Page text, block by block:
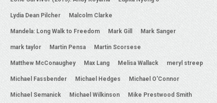
Lydia Dean Pilcher Malcolm Clarke
Mandela: Long Walk to Freedom Mark Gill Mark Sanger
mark taylor Martin Pensa Martin Scorsese
Matthew McConaughey Max Lang Melisa Wallack meryl streep
Michael Fassbender Michael Hedges Michael O'Connor
Michael Semanick Michael Wilkinson Mike Prestwood Smith